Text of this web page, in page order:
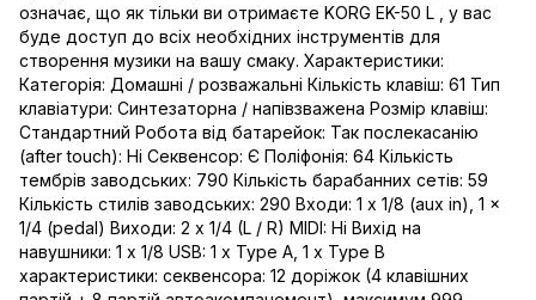
означає, що як тільки ви отримаєте KORG EK-50 L , у вас
буде доступ до всіх необхідних інструментів для
створення музики на вашу смаку. Характеристики:
Категорія: Домашні / розважальні Кількість клавіш: 61 Тип
клавіатури: Синтезаторна / напівзважена Розмір клавіш:
Стандартний Робота від батарейок: Так послекасанію
(after touch): Ні Секвенсор: Є Поліфонія: 64 Кількість
тембрів заводських: 790 Кількість барабанних сетів: 59
Кількість стилів заводських: 290 Входи: 1 x 1/8 (aux in), 1 x
1/4 (pedal) Виходи: 2 x 1/4 (L / R) MIDI: Ні Вихід на
навушники: 1 x 1/8 USB: 1 х Type A, 1 х Type B
характеристики: секвенсора: 12 доріжок (4 клавішних